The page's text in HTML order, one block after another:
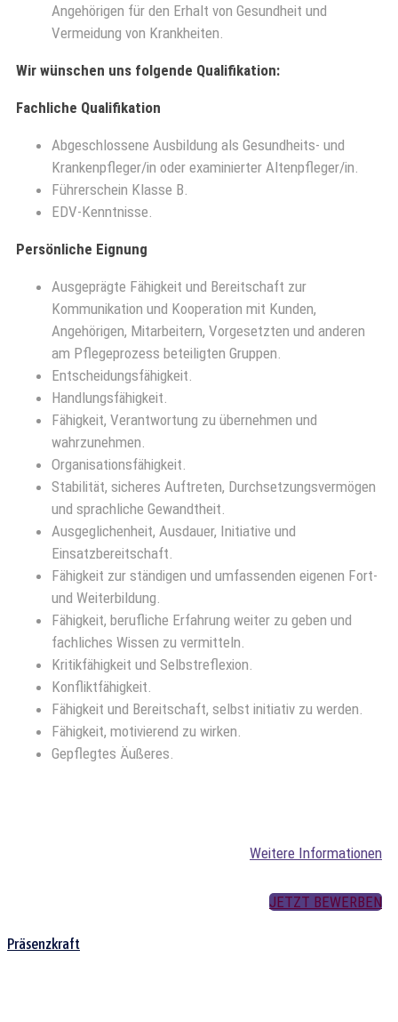
Angehörigen für den Erhalt von Gesundheit und
Vermeidung von Krankheiten.
Wir wünschen uns folgende Qualifikation:
Fachliche Qualifikation
Abgeschlossene Ausbildung als Gesundheits- und
Krankenpfleger/in oder examinierter Altenpfleger/in.
Führerschein Klasse B.
EDV-Kenntnisse.
Persönliche Eignung
Ausgeprägte Fähigkeit und Bereitschaft zur
Kommunikation und Kooperation mit Kunden,
Angehörigen, Mitarbeitern, Vorgesetzten und anderen
am Pflegeprozess beteiligten Gruppen.
Entscheidungsfähigkeit.
Handlungsfähigkeit.
Fähigkeit, Verantwortung zu übernehmen und
wahrzunehmen.
Organisationsfähigkeit.
Stabilität, sicheres Auftreten, Durchsetzungsvermögen
und sprachliche Gewandtheit.
Ausgeglichenheit, Ausdauer, Initiative und
Einsatzbereitschaft.
Fähigkeit zur ständigen und umfassenden eigenen Fort-
und Weiterbildung.
Fähigkeit, berufliche Erfahrung weiter zu geben und
fachliches Wissen zu vermitteln.
Kritikfähigkeit und Selbstreflexion.
Konfliktfähigkeit.
Fähigkeit und Bereitschaft, selbst initiativ zu werden.
Fähigkeit, motivierend zu wirken.
Gepflegtes Äußeres.
Weitere Informationen
JETZT BEWERBEN
Präsenzkraft